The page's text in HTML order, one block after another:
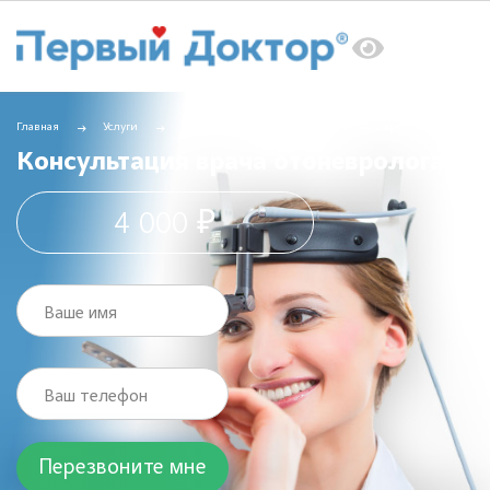
Главная Услуги
Консультация врача отоневролога
4 000 ₽
Ваше имя
Ваш телефон